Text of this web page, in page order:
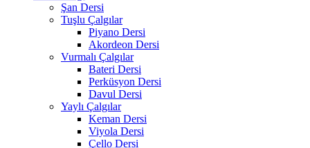
Şan Dersi
Tuşlu Çalgılar
Piyano Dersi
Akordeon Dersi
Vurmalı Çalgılar
Bateri Dersi
Perküsyon Dersi
Davul Dersi
Yaylı Çalgılar
Keman Dersi
Viyola Dersi
Çello Dersi